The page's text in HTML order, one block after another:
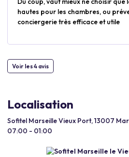
hautes pour les chambres, ou
conciergerie très efficace et utile
Voir les 4 avis
Localisation
Sofitel Marseille Vieux Port, 13007
07:00 - 01:00